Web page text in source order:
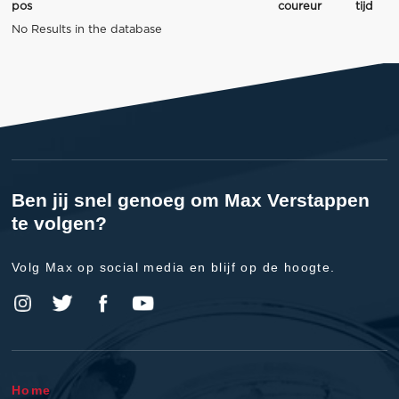
pos coureur
tijd
No Results in the database
Ben jij snel genoeg om Max Verstappen
te volgen?
Volg Max op social media en blijf op de hoogte.
Home